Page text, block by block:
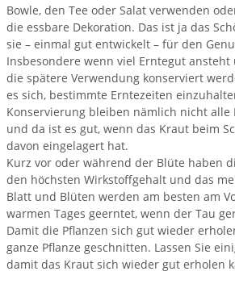
Bowle, den Tee oder Salat verwenden
die essbare Dekoration. Das ist ja das
sie – einmal gut entwickelt – für den
Insbesondere wenn viel Erntegut
die spätere Verwendung konserviert
es sich, bestimmte Erntezeiten
Konservierung bleiben nämlich nicht
und da ist es gut, wenn das Kraut beim
davon eingelagert hat.
Kurz vor oder während der Blüte haben
den höchsten Wirkstoffgehalt und das
Blatt und Blüten werden am besten am
warmen Tages geerntet, wenn der Tau
Damit die Pflanzen sich gut wieder
ganze Pflanze geschnitten. Lassen Sie
damit das Kraut sich wieder gut erholen